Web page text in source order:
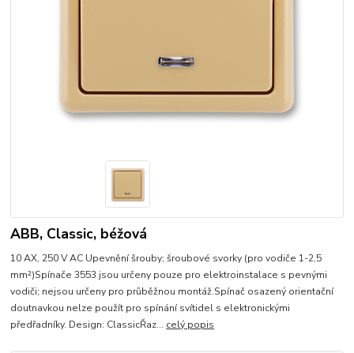
ABB, Classic, béžová
10 AX, 250 V AC Upevnění šrouby; šroubové svorky (pro vodiče 1-2,5
mm²)Spínače 3553 jsou určeny pouze pro elektroinstalace s pevnými
vodiči; nejsou určeny pro průběžnou montáž.Spínač osazený orientační
doutnavkou nelze použít pro spínání svítidel s elektronickými
předřadníky. Design: ClassicŘaz... celý popis